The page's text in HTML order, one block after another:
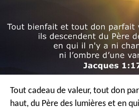
Tout cadeau de valeur, tout don
haut, du Père des lumières et en